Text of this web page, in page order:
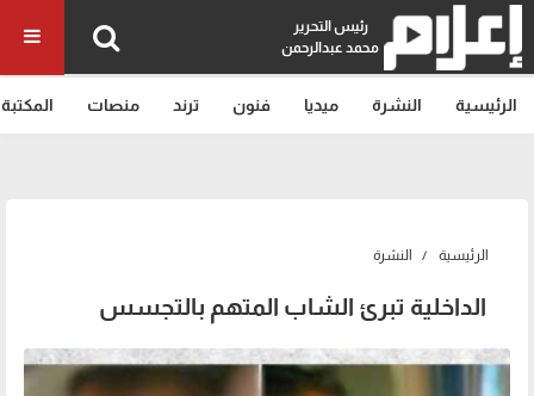
رئيس التحرير
محمد عبدالرحمن
الرئيسية النشرة ميديا فنون ترند منصات المكتبة
الرئيسية النشرة
الداخلية تبرئ الشاب المتهم بالتجسس